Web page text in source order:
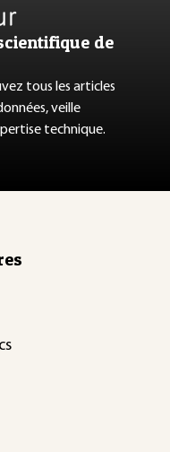
de
tous les articles
veille
technique.